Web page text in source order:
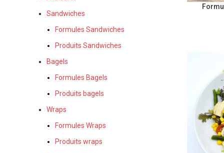
Sandwiches
Formules Sandwiches
Produits Sandwiches
Bagels
Formules Bagels
Produits bagels
Wraps
Formules Wraps
Produits wraps